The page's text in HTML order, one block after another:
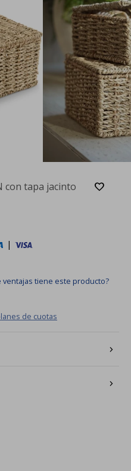
con tapa jacinto
|
ventajas tiene este producto?
de cuotas